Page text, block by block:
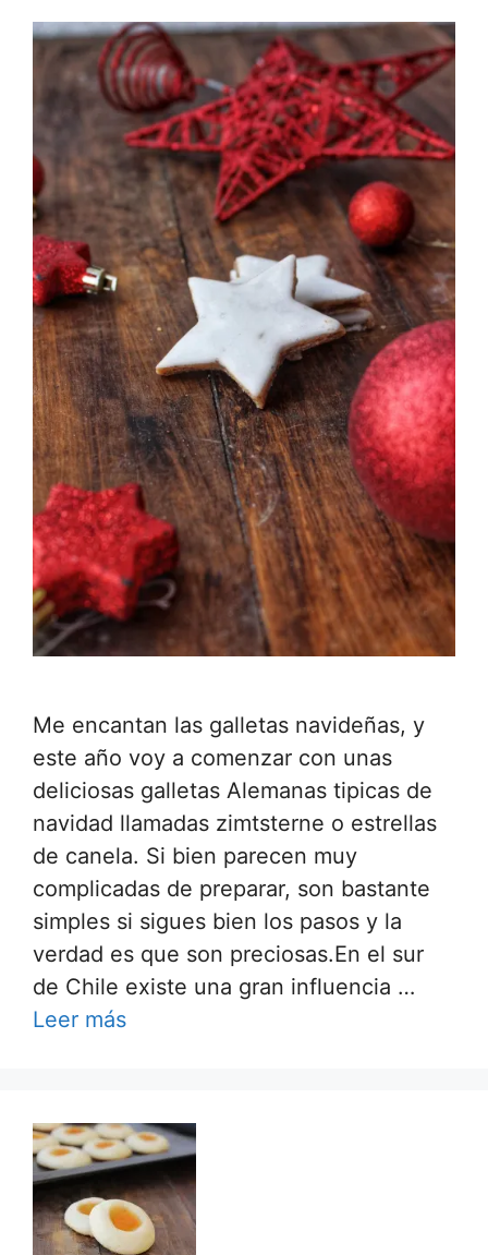
Me encantan las galletas navideñas, y
este año voy a comenzar con unas
deliciosas galletas Alemanas tipicas de
navidad llamadas zimtsterne o estrellas
de canela. Si bien parecen muy
complicadas de preparar, son bastante
simples si sigues bien los pasos y la
verdad es que son preciosas.En el sur
de Chile existe una gran influencia …
Leer más